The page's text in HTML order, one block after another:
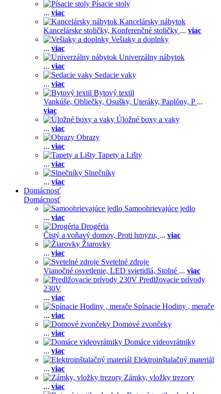
Písacie stoly
... viac
Kancelársky nábytok
Kancelárske stoličky, Konferenčné stoličky ... viac
Vešiaky a doplnky
... viac
Univerzálny nábytok
... viac
Sedacie vaky
... viac
Bytový textil
Vankúše, Obliečky, Osušky, Uteráky, Paplóny, P ...
viac
Úložné boxy a vaky
... viac
Obrazy
... viac
Tapety a Lišty
... viac
Slnečníky
... viac
Domácnosť
Domácnosť
Samoohrievajúce jedlo
... viac
Drogéria
Čistý a voňavý domov, Proti hmyzu, ... viac
Žiarovky
... viac
Svetelné zdroje
Vianočné osvetlenie, LED svietidlá, Stolné ... viac
Predlžovacie prívody
230V
... viac
Spínacie Hodiny , merače
... viac
Domové zvončeky
... viac
Domáce videovrátniky
... viac
Elektroinštalačný materiál
... viac
Zámky, vložky trezory
... viac